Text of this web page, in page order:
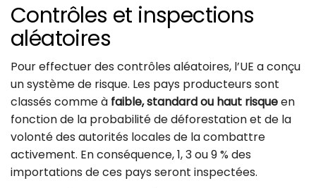
Contrôles et inspections
aléatoires
Pour effectuer des contrôles aléatoires, l’UE a conçu
un système de risque. Les pays producteurs sont
classés comme à faible, standard ou haut risqueen
fonction de la probabilité de déforestation et de la
volonté des autorités locales de la combattre
activement. En conséquence, 1, 3 ou 9 % des
importations de ces pays seront inspectées.